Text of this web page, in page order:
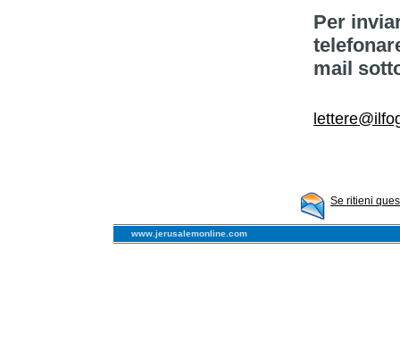
Per
mail
Se ritieni
www.jerusalemonline.com